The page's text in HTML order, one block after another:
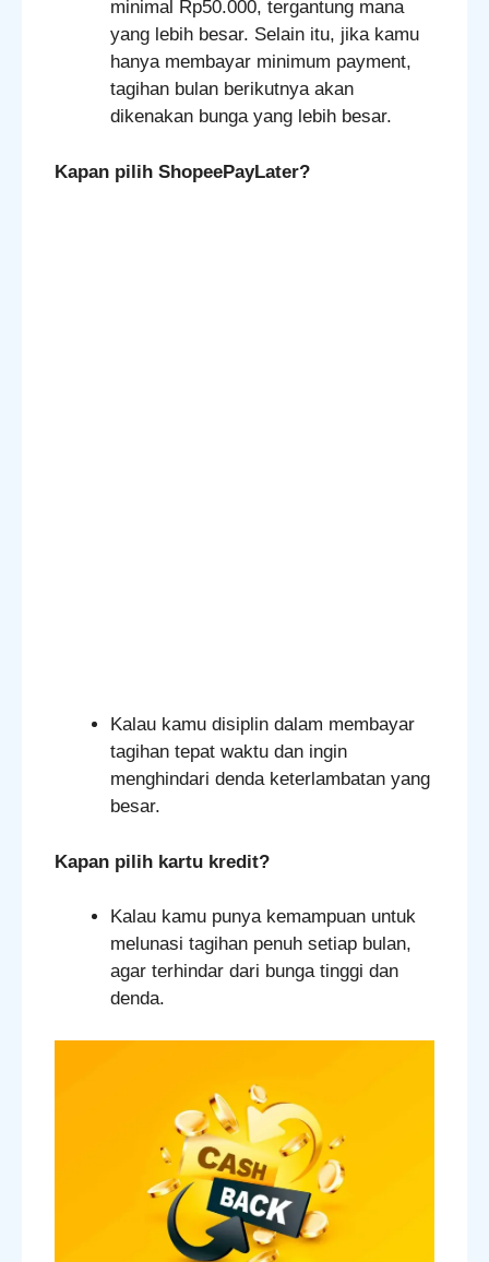
minimal Rp50.000, tergantung mana
yang lebih besar. Selain itu, jika kamu
hanya membayar minimum payment,
tagihan bulan berikutnya akan
dikenakan bunga yang lebih besar.
Kapan pilih ShopeePayLater?
Kalau kamu disiplin dalam membayar
tagihan tepat waktu dan ingin
menghindari denda keterlambatan yang
besar.
Kapan pilih kartu kredit?
Kalau kamu punya kemampuan untuk
melunasi tagihan penuh setiap bulan,
agar terhindar dari bunga tinggi dan
denda.